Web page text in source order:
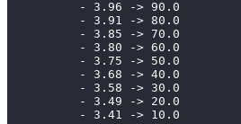
-
3.96 -> 90.0
-
3.91 -> 80.0
-
3.85 -> 70.0
-
3.80 -> 60.0
-
3.75 -> 50.0
-
3.68 -> 40.0
-
3.58 -> 30.0
-
3.49 -> 20.0
-
3.41 -> 10.0